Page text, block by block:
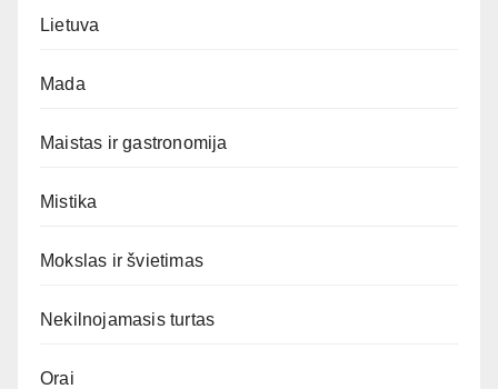
Lietuva
Mada
Maistas ir gastronomija
Mistika
Mokslas ir švietimas
Nekilnojamasis turtas
Orai